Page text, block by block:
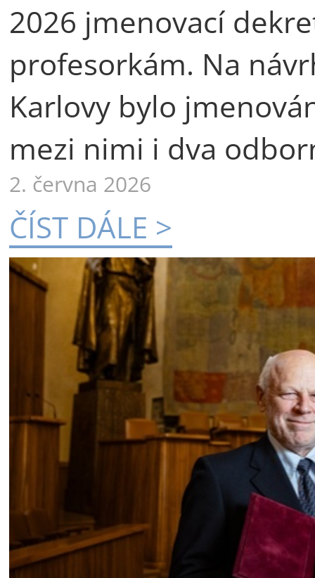
2026 jmenovací
profesorkám. Na
Karlovy bylo
mezi nimi i dva
2. června 2026
ČÍST DÁLE >